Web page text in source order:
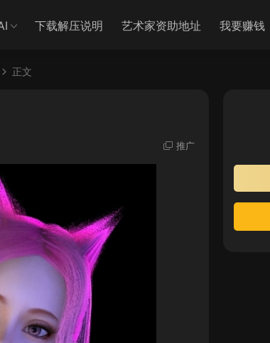
下载解压说明 艺术家资助地址 我要赚钱
正文
推广